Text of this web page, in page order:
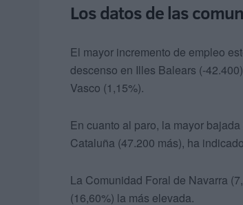
Los datos de las
El mayor incremento de empleo
descenso en Illes Balears (-
Vasco (1,15%).
En cuanto al paro, la mayor
Cataluña (47.200 más), ha
La Comunidad Foral de Navarra
(16,60%) la más elevada.